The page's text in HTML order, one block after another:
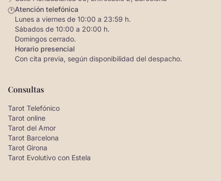
🕐Atención telefónica
Lunes a viernes de 10:00 a 23:59 h.
Sábados de 10:00 a 20:00 h.
Domingos cerrado.
Horario presencial
Con cita previa, según disponibilidad del despacho.
Consultas
Tarot Telefónico
Tarot online
Tarot del Amor
Tarot Barcelona
Tarot Girona
Tarot Evolutivo con Estela